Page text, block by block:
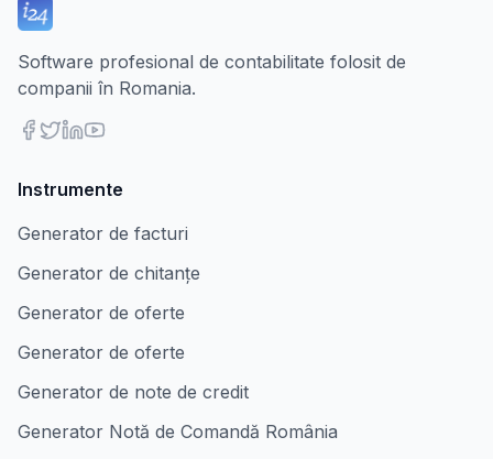
Software profesional de contabilitate folosit de
companii în Romania.
Instrumente
Generator de facturi
Generator de chitanțe
Generator de oferte
Generator de oferte
Generator de note de credit
Generator Notă de Comandă România